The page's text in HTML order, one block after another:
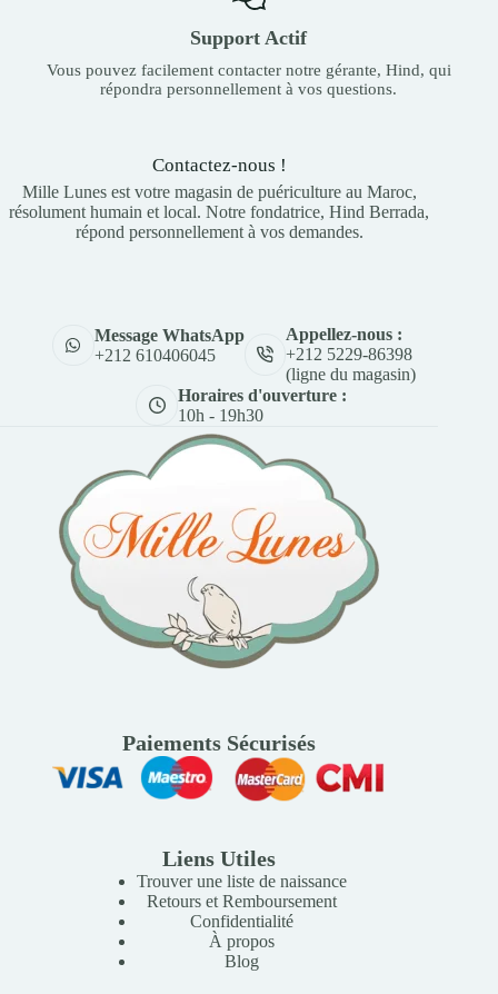
Support Actif
Vous pouvez facilement contacter notre gérante, Hind, qui
répondra personnellement à vos questions.
Contactez-nous !
Mille Lunes est votre magasin de puériculture au Maroc,
résolument humain et local. Notre fondatrice, Hind Berrada,
répond personnellement à vos demandes.
Message WhatsApp
+212 610406045
Appellez-nous :
+212 5229-86398
(ligne du magasin)
Horaires d'ouverture :
10h - 19h30
Paiements Sécurisés
Liens Utiles
Trouver une liste de naissance
Retours et Remboursement
Confidentialité
À propos
Blog